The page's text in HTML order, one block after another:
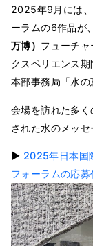
2025年9月には
ーラムの6作品が、
万博） フューチ
クスペリエンス
本部事務局「水の
会場を訪れた多
された水のメッセ
▶ 2025年日本国
フォーラムの応募